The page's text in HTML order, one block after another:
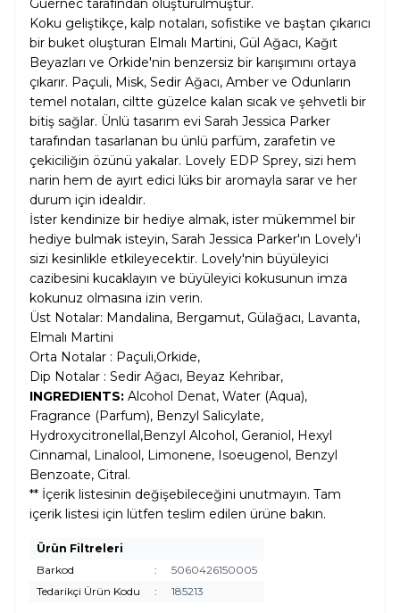
Guernec tarafından oluşturulmuştur.
Koku geliştikçe, kalp notaları, sofistike ve baştan çıkarıcı
bir buket oluşturan Elmalı Martini, Gül Ağacı, Kağıt
Beyazları ve Orkide'nin benzersiz bir karışımını ortaya
çıkarır. Paçuli, Misk, Sedir Ağacı, Amber ve Odunların
temel notaları, ciltte güzelce kalan sıcak ve şehvetli bir
bitiş sağlar. Ünlü tasarım evi Sarah Jessica Parker
tarafından tasarlanan bu ünlü parfüm, zarafetin ve
çekiciliğin özünü yakalar. Lovely EDP Sprey, sizi hem
narin hem de ayırt edici lüks bir aromayla sarar ve her
durum için idealdir.
İster kendinize bir hediye almak, ister mükemmel bir
hediye bulmak isteyin, Sarah Jessica Parker'ın Lovely'i
sizi kesinlikle etkileyecektir. Lovely'nin büyüleyici
cazibesini kucaklayın ve büyüleyici kokusunun imza
kokunuz olmasına izin verin.
Üst Notalar: Mandalina, Bergamut, Gülağacı, Lavanta,
Elmalı Martini
Orta Notalar : Paçuli,Orkide,
Dip Notalar : Sedir Ağacı, Beyaz Kehribar,
INGREDIENTS: Alcohol Denat, Water (Aqua),
Fragrance (Parfum), Benzyl Salicylate,
Hydroxycitronellal,Benzyl Alcohol, Geraniol, Hexyl
Cinnamal, Linalool, Limonene, Isoeugenol, Benzyl
Benzoate, Citral.
** İçerik listesinin değişebileceğini unutmayın. Tam
içerik listesi için lütfen teslim edilen ürüne bakın.
Ürün Filtreleri
Barkod
:
5060426150005
Tedarikçi Ürün Kodu
: 185213